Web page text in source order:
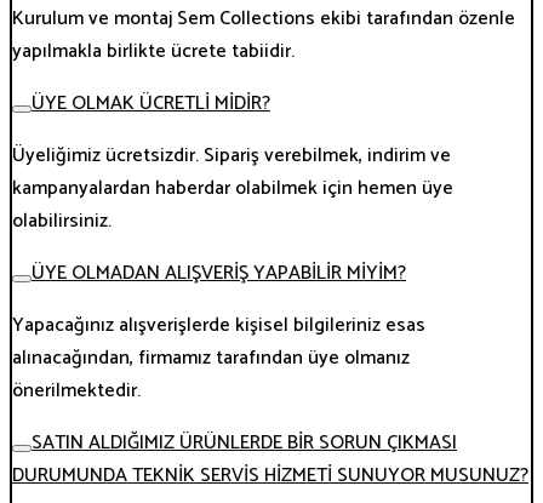
Kurulum ve montaj Sem Collections ekibi tarafından özenle
yapılmakla birlikte ücrete tabiidir.
ÜYE OLMAK ÜCRETLİ MİDİR?
Üyeliğimiz ücretsizdir. Sipariş verebilmek, indirim ve
kampanyalardan haberdar olabilmek için hemen üye
olabilirsiniz.
ÜYE OLMADAN ALIŞVERİŞ YAPABİLİR MİYİM?
Yapacağınız alışverişlerde kişisel bilgileriniz esas
alınacağından, firmamız tarafından üye olmanız
önerilmektedir.
SATIN ALDIĞIMIZ ÜRÜNLERDE BİR SORUN ÇIKMASI
DURUMUNDA TEKNİK SERVİS HİZMETİ SUNUYOR MUSUNUZ?